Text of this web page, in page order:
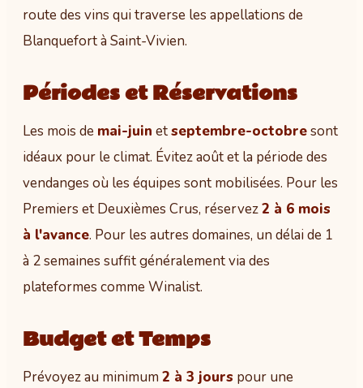
route des vins qui traverse les appellations de
Blanquefort à Saint-Vivien.
Périodes et Réservations
Les mois de mai-juin etseptembre-octobresont
idéaux pour le climat. Évitez août et la période des
vendanges où les équipes sont mobilisées. Pour les
Premiers et Deuxièmes Crus, réservez2 à 6 mois
à l'avance. Pour les autres domaines, un délai de 1
à 2 semaines suffit généralement via des
plateformes comme Winalist.
Budget et Temps
Prévoyez au minimum 2 à 3 jours pour une